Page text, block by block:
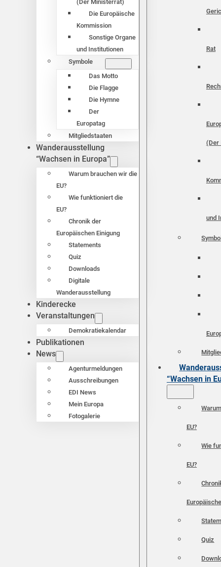
(Der Ministerrat)
Die Europäische
Kommission
Sonstige Organe
und Institutionen
Symbole
Das Motto
Die Flagge
Die Hymne
Der
Europatag
Mitgliedstaaten
Wanderausstellung
“Wachsen in Europa”
Warum brauchen wir die
EU?
Wie funktioniert die
EU?
Chronik der
Europäischen Einigung
Statements
Quiz
Downloads
Digitale
Wanderausstellung
Kinderecke
Veranstaltungen
Demokratiekalendar
Publikationen
News
Agenturmeldungen
Ausschreibungen
EDI News
Mein Europa
Fotogalerie
Rat
(Der
und
“Wachsen in
EU?
Wie
EU?
Quiz